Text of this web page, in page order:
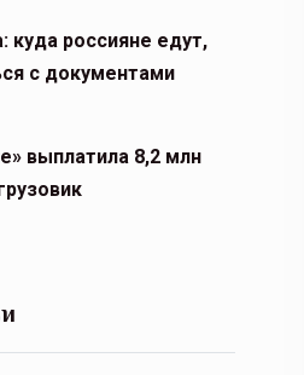
куда россияне едут,
с документами
выплатила 8,2 млн